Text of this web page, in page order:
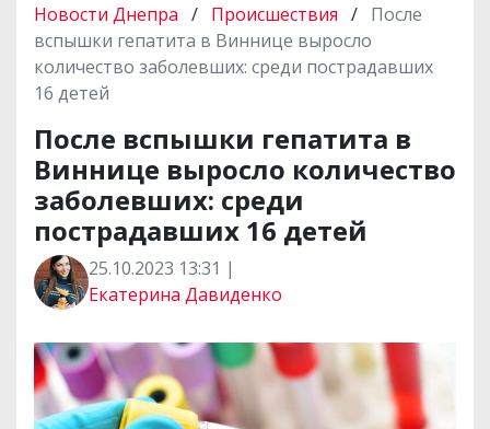
Новости Днепра / Происшествия / После
вспышки гепатита в Виннице выросло
количество заболевших: среди пострадавших
16 детей
После вспышки гепатита в
Виннице выросло количество
заболевших: среди
пострадавших 16 детей
25.10.2023 13:31 |
Екатерина Давиденко